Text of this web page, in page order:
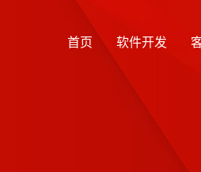
首页 软件开发